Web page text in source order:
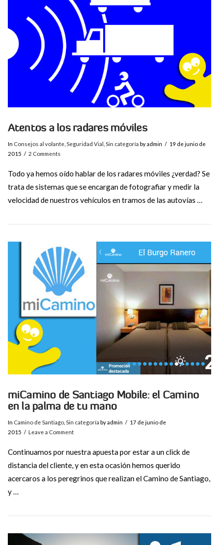
VIEW POST
VIEW POST
Atentos a los radares móviles
In Consejos al volante Seguridad Vial Sin categoría by admin
19 de junio de
2015
2 Comments
Todo ya hemos oído hablar de los radares móviles ¿verdad? Se
trata de sistemas que se encargan de fotografiar y medir la
velocidad de nuestros vehículos en tramos de las autovías …
miCamino de Santiago Mobile: el Camino
en la palma de tu mano
In Camino de Santiago, Sin categoría by admin
17 de junio de
2015
Leave a Comment
Continuamos por nuestra apuesta por estar a un click de
distancia del cliente, y en esta ocasión hemos querido
acercaros a los peregrinos que realizan el Camino de Santiago,
y …